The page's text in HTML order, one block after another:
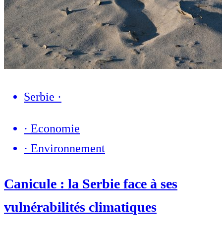
Serbie ·
· Economie
· Environnement
Canicule : la Serbie face à ses
vulnérabilités climatiques